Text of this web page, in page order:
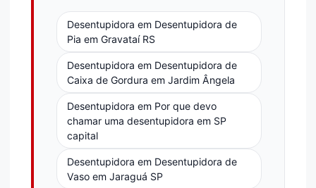
Desentupidora em Desentupidora de
Pia em Gravataí RS
Desentupidora em Desentupidora de
Caixa de Gordura em Jardim Ângela
Desentupidora em Por que devo
chamar uma desentupidora em SP
capital
Desentupidora em Desentupidora de
Vaso em Jaraguá SP